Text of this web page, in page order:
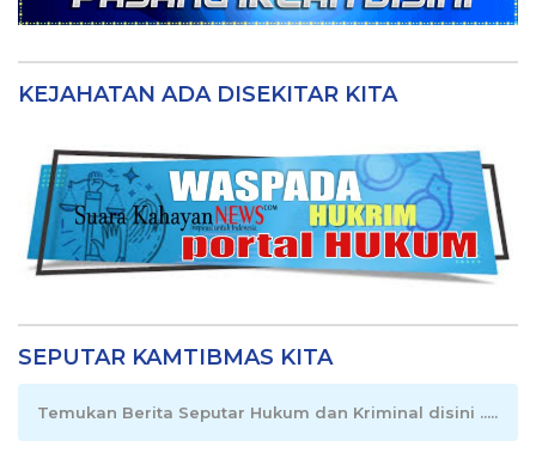
KEJAHATAN ADA DISEKITAR KITA
SEPUTAR KAMTIBMAS KITA
Temukan Berita Seputar Hukum dan Kriminal disini .....